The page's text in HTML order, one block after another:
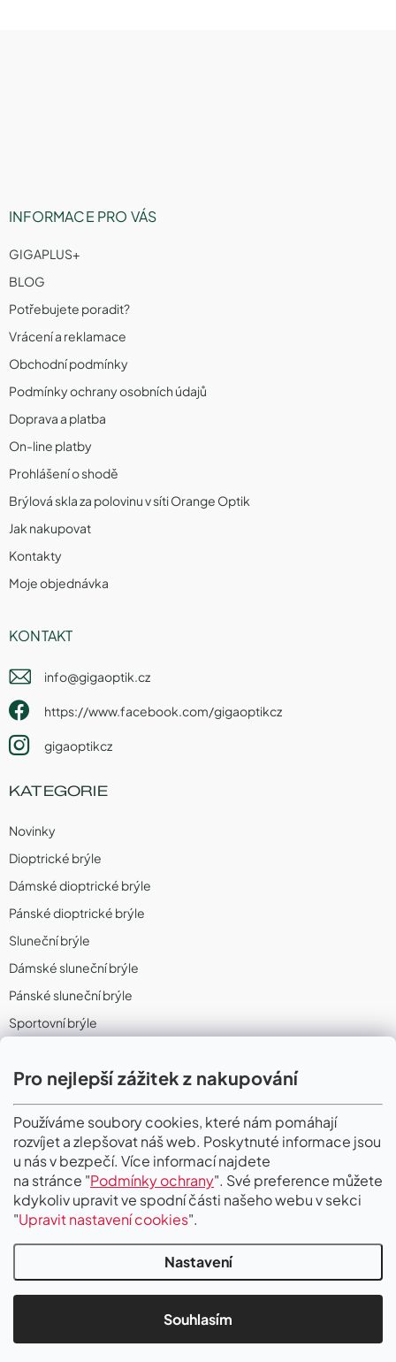
Pro nejlepší zážitek z nakupování
Používáme soubory cookies, které nám pomáhají
rozvíjet a zlepšovat náš web. Poskytnuté informace jsou
u nás v bezpečí. Více informací najdete
na stránce "Podmínky ochrany". Své preference můžete
kdykoliv upravit ve spodní části našeho webu v sekci
"Upravit nastavení cookies".
Nastavení
Souhlasím
INFORMACE PRO VÁS
GIGAPLUS+
BLOG
Potřebujete poradit?
Vrácení a reklamace
Obchodní podmínky
Podmínky ochrany osobních údajů
Doprava a platba
On-line platby
Prohlášení o shodě
Brýlová skla za polovinu v síti Orange Optik
Jak nakupovat
Kontakty
Moje objednávka
KONTAKT
info@gigaoptik.cz
https://www.facebook.com/gigaoptikcz
gigaoptikcz
KATEGORIE
Novinky
Dioptrické brýle
Dámské dioptrické brýle
Pánské dioptrické brýle
Sluneční brýle
Dámské sluneční brýle
Pánské sluneční brýle
Sportovní brýle
Sportovní dioptrické brýle
II. Jakost
PŘIJÍMÁME ONLINE PLATBY
Copyright 2026Gigaoptik. Všechna práva vyhrazena.Upravit nastavení
cookies